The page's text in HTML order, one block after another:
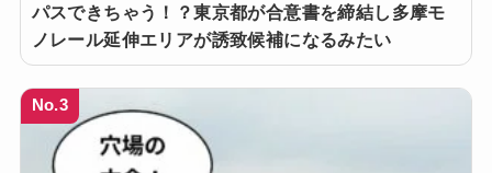
パスできちゃう！？東京都が合意書を締結し多摩モ
ノレール延伸エリアが誘致候補になるみたい
No.3